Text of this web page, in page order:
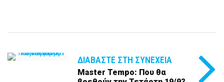
ΔΙΑΒΆΣΤΕ ΣΤΗ ΣΥΝΈΧΕΙΑ
Master Tempo: Που θα